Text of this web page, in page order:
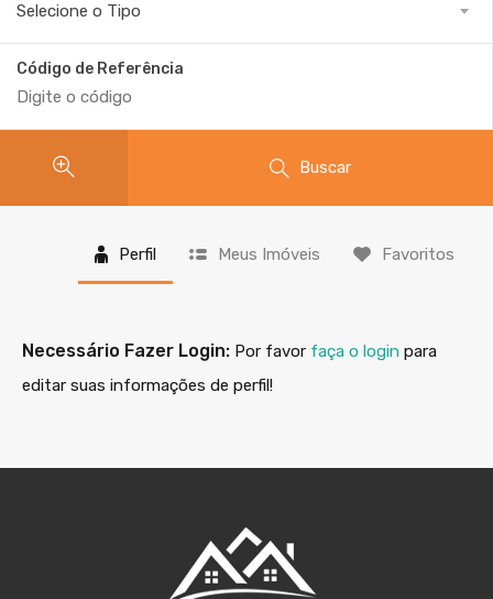
Selecione o Tipo
Código de Referência
Buscar
Perfil Meus Imóveis Favoritos
Necessário Fazer Login: Por favor faça o login para
editar suas informações de perfil!